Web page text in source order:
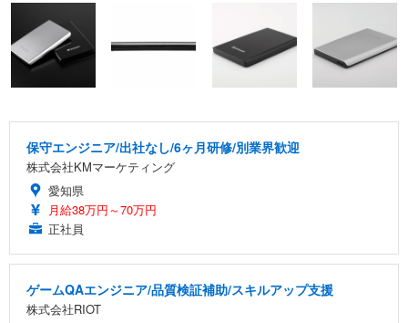
保守エンジニア/出社なし/6ヶ月研修/別業界歓迎
株式会社KMマーケティング
愛知県
月給38万円～70万円
正社員
ゲームQAエンジニア/品質検証補助/スキルアップ支援
株式会社RIOT